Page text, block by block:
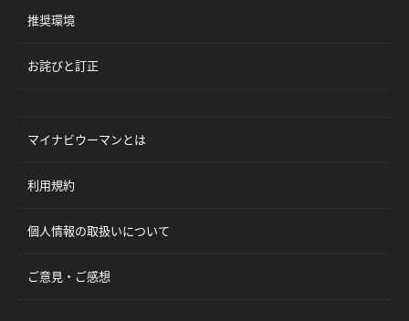
推奨環境
お詫びと訂正
マイナビウーマンとは
利用規約
個人情報の取扱いについて
ご意見・ご感想